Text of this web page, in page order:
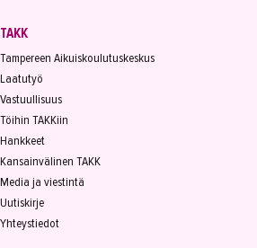
TAKK
Tampereen Aikuiskoulutuskeskus
Laatutyö
Vastuullisuus
Töihin TAKKiin
Hankkeet
Kansainvälinen TAKK
Media ja viestintä
Uutiskirje
Yhteystiedot